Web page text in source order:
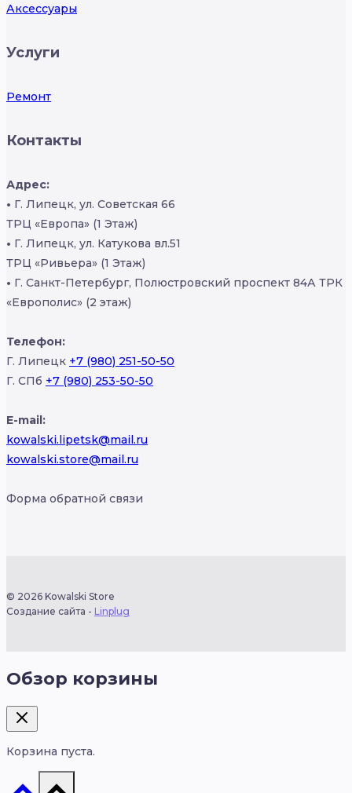
Аксессуары
Услуги
Ремонт
Контакты
Адрес:
• Г. Липецк, ул. Советская 66
ТРЦ «Европа» (1 Этаж)
• Г. Липецк, ул. Катукова вл.51
ТРЦ «Ривьера» (1 Этаж)
• Г. Санкт-Петербург, Полюстровский проспект 84А ТРК
«Европолис» (2 этаж)
Телефон:
Г. Липецк +7 (980) 251-50-50
Г. СПб +7 (980) 253-50-50
E-mail:
kowalski.lipetsk@mail.ru
kowalski.store@mail.ru
Форма обратной связи
© 2026 Kowalski Store
Создание сайта - Linplug
Обзор корзины
Корзина пуста.